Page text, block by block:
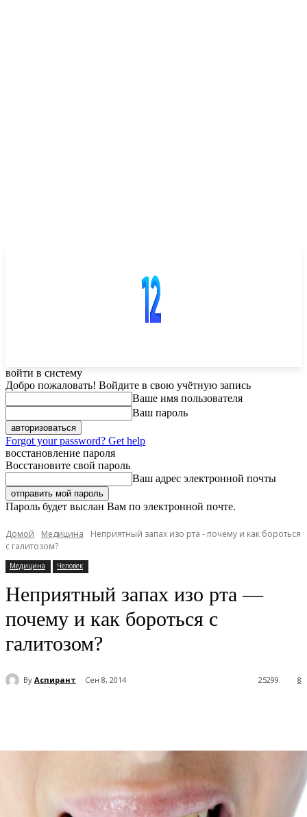
войти в систему
Добро пожаловать! Войдите в свою учётную запись
Ваше имя пользователя
Ваш пароль
Forgot your password? Get help
восстановление пароля
Восстановите свой пароль
Ваш адрес электронной почты
Пароль будет выслан Вам по электронной почте.
Домой Медицина
Неприятный запах изо рта - почему и как бороться
с галитозом?
Медицина Человек
Неприятный запах изо рта —
почему и как бороться с
галитозом?
By Аспирант Сен 8, 2014 8
25299